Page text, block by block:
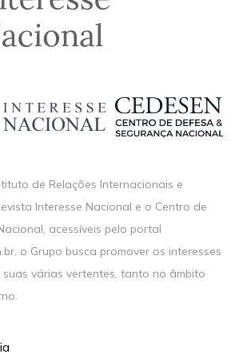
de Relações Internacionais e
Interesse Nacional e o Centro de
acessíveis pelo portal
o Grupo busca promover os interesses
várias vertentes, tanto no âmbito